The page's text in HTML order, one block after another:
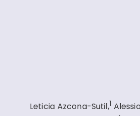
Leticia Azcona-Sutil,1